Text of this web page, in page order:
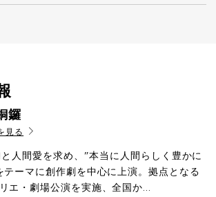
鑼
見る
人間愛を求め、”本当に人間らしく豊かに
テーマに創作劇を中心に上演。拠点となる
エ・劇場公演を実施、全国か...